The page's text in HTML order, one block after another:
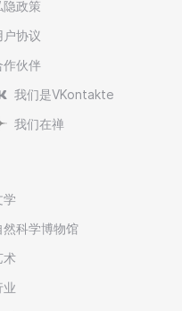
隐政策
户协议
作伙伴
我们是VKontakte
我们在禅
学
然科学博物馆
术
业